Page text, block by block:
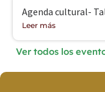
Agenda cultural-
Leer más
Ver todos los